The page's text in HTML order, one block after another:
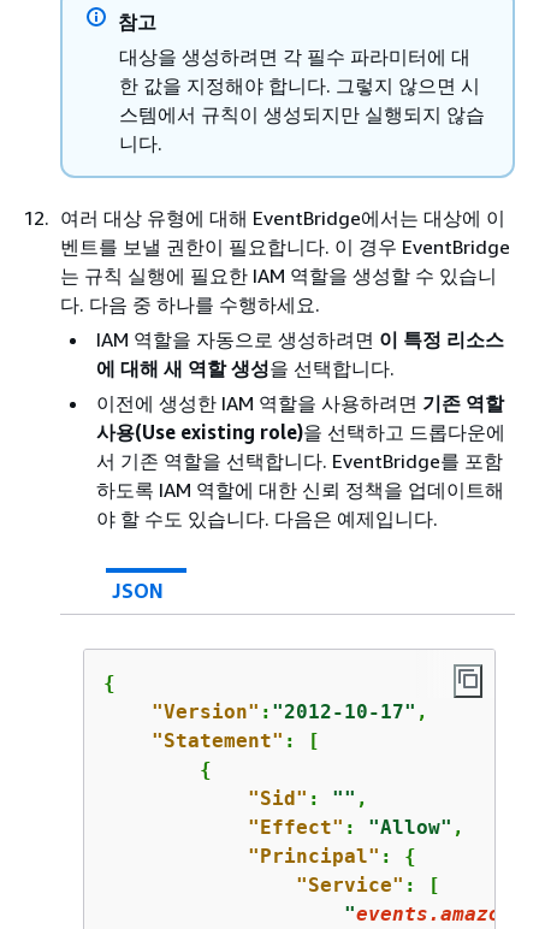
참고
대상을 생성하려면 각 필수 파라미터에 대
한 값을 지정해야 합니다. 그렇지 않으면 시
스템에서 규칙이 생성되지만 실행되지 않습
니다.
여러 대상 유형에 대해 EventBridge에서는 대상에 이
벤트를 보낼 권한이 필요합니다. 이 경우 EventBridge
는 규칙 실행에 필요한 IAM 역할을 생성할 수 있습니
다. 다음 중 하나를 수행하세요.
IAM 역할을 자동으로 생성하려면 이 특정 리소스
에 대해 새 역할 생성을 선택합니다.
이전에 생성한 IAM 역할을 사용하려면 기존 역할
사용(Use existing role)을 선택하고 드롭다운에
서 기존 역할을 선택합니다. EventBridge를 포함
하도록 IAM 역할에 대한 신뢰 정책을 업데이트해
야 할 수도 있습니다. 다음은 예제입니다.
JSON
{
"Version" : "2012-10-17" ,
"Statement" : [
{
"Sid" : "" ,
"Effect" : "Allow" ,
"Principal" : {
"Service" : [
"